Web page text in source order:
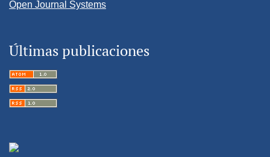
Open Journal Systems
Últimas publicaciones